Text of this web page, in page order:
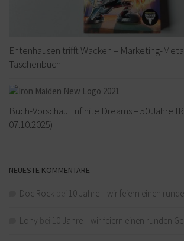
Entenhausen trifft Wacken – Marketing-
Taschenbuch
Buch-Vorschau: Infinite Dreams – 50 Jahre
07.10.2025)
NEUESTE KOMMENTARE
Doc Rock 10 Jahre – wir feiern einen
Lony 10 Jahre – wir feiern einen runden